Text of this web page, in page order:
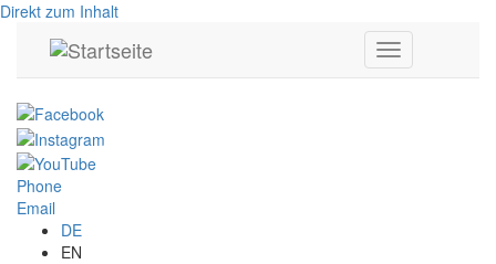
Direkt zum Inhalt
Toggle
navigation
Phone
Email
DE
EN